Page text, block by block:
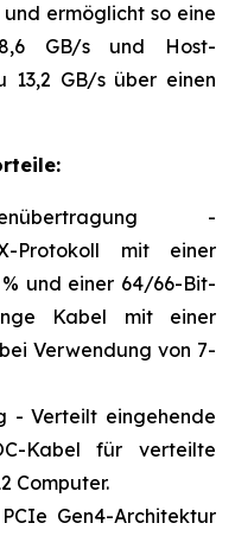
ermöglicht so eine
8,6 GB/s und Host-
13,2 GB/s über einen
-
Protokoll mit einer
und einer 64/66-Bit-
Kabel mit einer
Verwendung von 7-
- Verteilt eingehende
Kabel für verteilte
Computer.
Gen4-Architektur